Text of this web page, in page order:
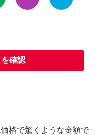
確認
格で驚くような金額で